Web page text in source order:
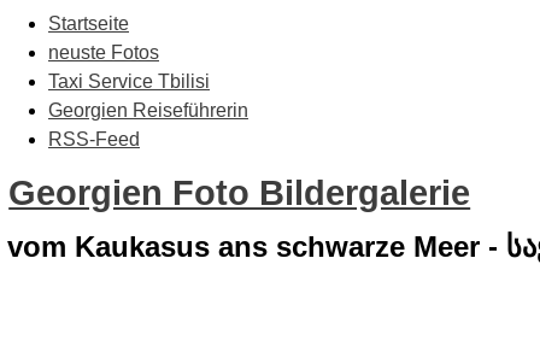
Startseite
neuste Fotos
Taxi Service Tbilisi
Georgien Reiseführerin
RSS-Feed
Georgien Foto Bildergalerie
vom Kaukasus ans schwarze Meer -